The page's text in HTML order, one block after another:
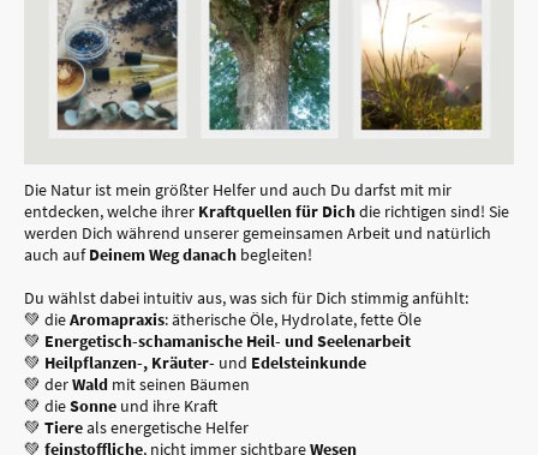
Die Natur ist mein größter Helfer und auch Du darfst mit mir
entdecken, welche ihrer Kraftquellen für Dichdie richtigen sind! Sie
werden Dich während unserer gemeinsamen Arbeit und natürlich
auch aufDeinem Weg danach begleiten!
Du wählst dabei intuitiv aus, was sich für Dich stimmig anfühlt:
💚 dieAromapraxis: ätherische Öle, Hydrolate, fette Öle
💚 Energetisch-schamanische Heil- und Seelenarbeit
💚 Heilpflanzen-, Kräuter- und Edelsteinkunde
💚 derWald mit seinen Bäumen
💚 dieSonne und ihre Kraft
💚 Tiereals energetische Helfer
💚 feinstoffliche, nicht immer sichtbareWesen